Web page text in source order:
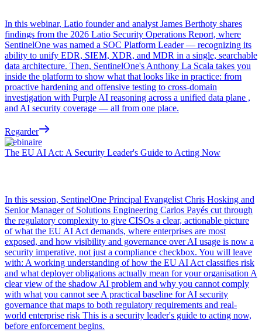
In this webinar, Latio founder and analyst James Berthoty shares
findings from the 2026 Latio Security Operations Report, where
SentinelOne was named a SOC Platform Leader — recognizing its
ability to unify EDR, SIEM, XDR, and MDR in a single, searchable
data architecture. Then, SentinelOne's Anthony La Scala takes you
inside the platform to show what that looks like in practice: from
proactive hardening and offensive testing to cross-domain
investigation with Purple AI reasoning across a unified data plane ,
and AI security coverage — all from one place.
Regarder
Webinaire
The EU AI Act: A Security Leader's Guide to Acting Now
In this session, SentinelOne Principal Evangelist Chris Hosking and
Senior Manager of Solutions Engineering Carlos Payés cut through
the regulatory complexity to give CISOs a clear, actionable picture
of what the EU AI Act demands, where enterprises are most
exposed, and how visibility and governance over AI usage is now a
security imperative, not just a compliance checkbox. You will leave
with: A working understanding of how the EU AI Act classifies risk
and what deployer obligations actually mean for your organisation A
clear view of the shadow AI problem and why you cannot comply
with what you cannot see A practical baseline for AI security
governance that maps to both regulatory requirements and real-
world enterprise risk This is a security leader's guide to acting now,
before enforcement begins.